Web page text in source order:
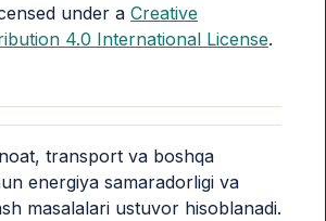
under a Creative
4.0 International License.
transport va boshqa
energiya samaradorligi va
masalalari ustuvor hisoblanadi.